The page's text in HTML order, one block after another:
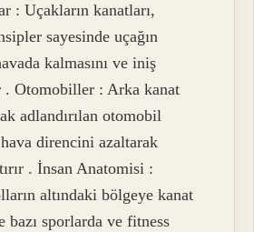
: Uçakların kanatları,
sayesinde uçağın
kalmasını ve iniş
. Otomobiller : Arka kanat
adlandırılan otomobil
hava direncini azaltarak
. İnsan Anatomisi :
altındaki bölgeye kanat
bazı sporlarda ve fitness